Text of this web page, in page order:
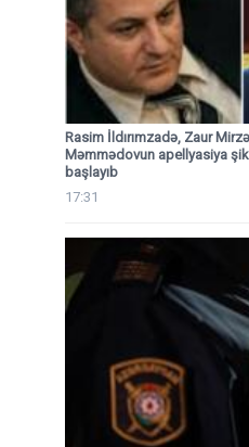
Rasim İldırımzadə, Zaur
Məmmədovun apellyasiya
başlayıb
17:31